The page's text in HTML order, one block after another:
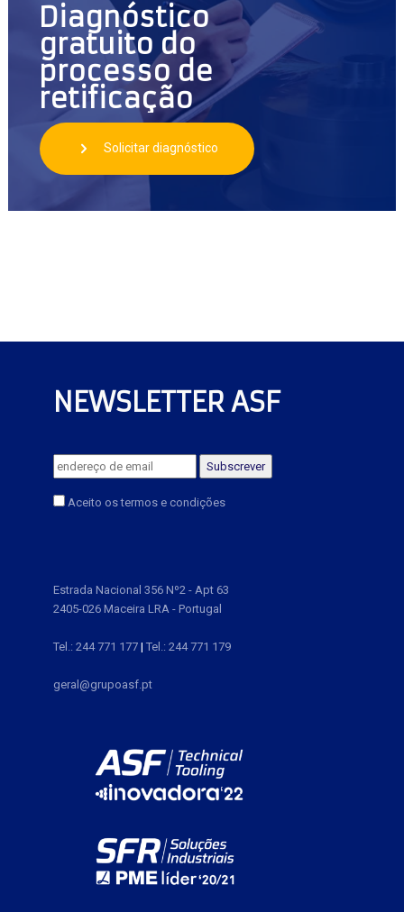
Diagnóstico
gratuito do
processo de
retificação
Solicitar diagnóstico
NEWSLETTER ASF
Aceito os termos e condições
Estrada Nacional 356 Nº2 - Apt 63
2405-026 Maceira LRA - Portugal
Tel.: 244 771 177| Tel.: 244 771 179
geral@grupoasf.pt